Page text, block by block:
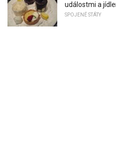
událostmi a
SPOJENÉ STÁTY